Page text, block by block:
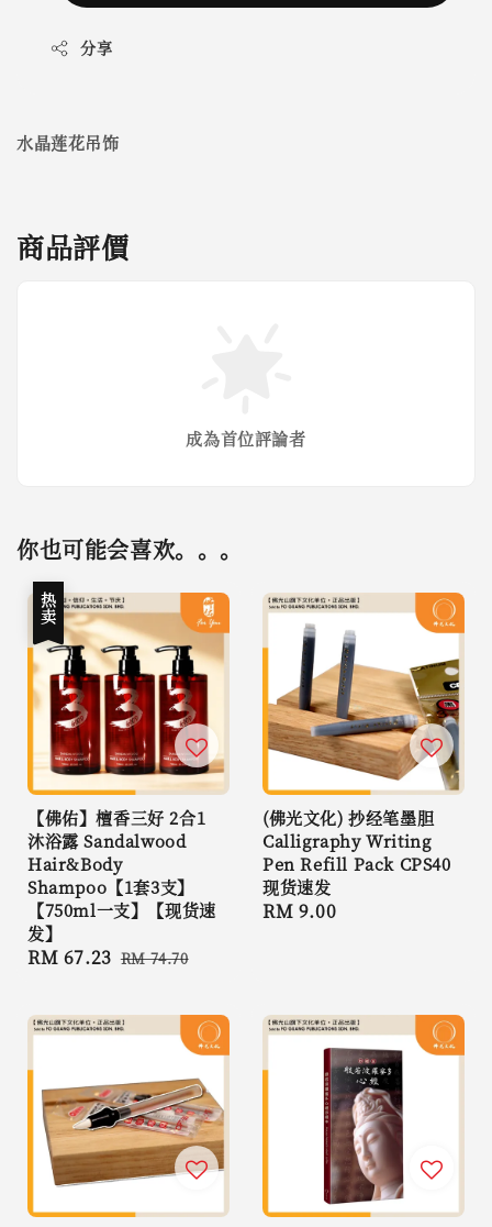
分享
水晶莲花吊饰
商品評價
成為首位評論者
你也可能会喜欢。。。
热卖
【佛佑】檀香三好 2合1
沐浴露 Sandalwood
Hair&Body
Shampoo【1套3支】
【750ml一支】【现货速
发】
Sale
RM 67.23 Regular
RM 74.70
(佛光文化) 抄经笔墨胆
Calligraphy Writing
Pen Refill Pack CPS40
现货速发
Regular
RM 9.00